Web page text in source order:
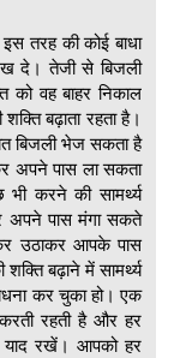
तरह की कोई बाधा
दे। तेजी से बिजली
वह बाहर निकाल
बढ़ाता रहता है।
बिजली भेज सकता है
अपने पास ला सकता
करने की सामर्थ्य
अपने पास मंगा सकते
उठाकर आपके पास
बढ़ाने में सामर्थ्य
कर चुका हो। एक
रहती है और हर
याद रखें। आपको हर